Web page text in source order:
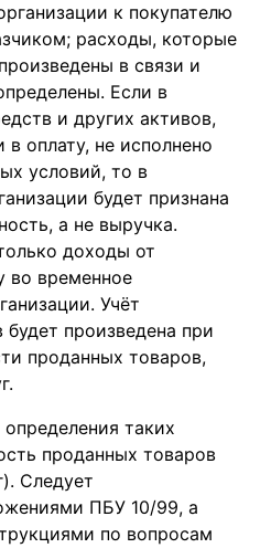
к покупателю
расходы, которые
в связи и
Если в
и других активов,
в оплату, не исполнено
условий, то в
будет признана
а не выручка.
доходы от
во временное
Учёт
будет произведена при
проданных товаров,
таких
проданных товаров
Следует
ПБУ 10/99, а
по вопросам